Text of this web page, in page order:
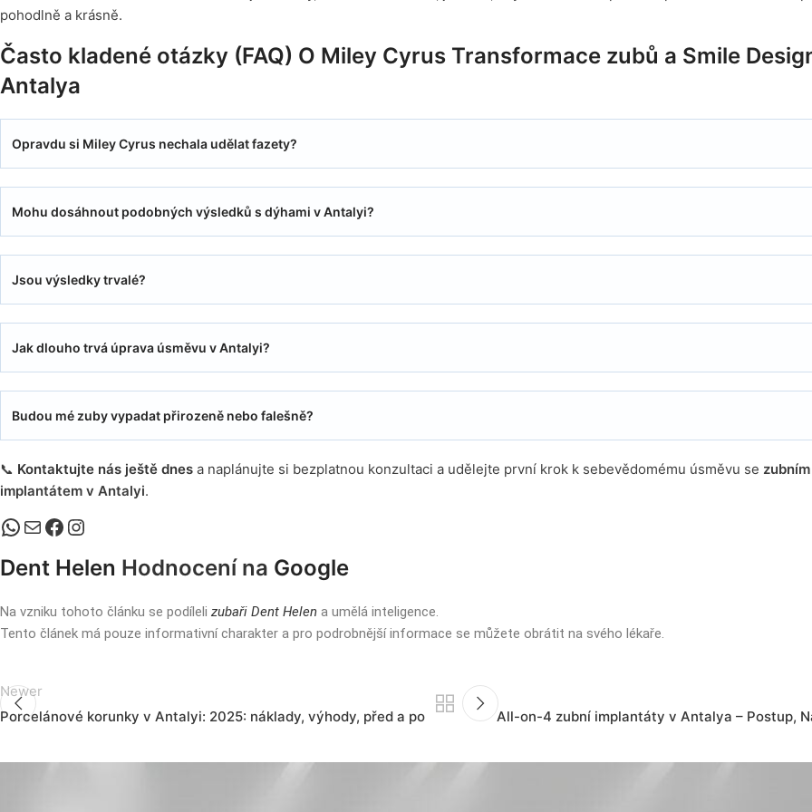
pohodlně a krásně.
Často kladené otázky (FAQ) O Miley Cyrus Transformace zubů a Smile
Antalya
Opravdu si Miley Cyrus nechala udělat fazety?
Mohu dosáhnout podobných výsledků s dýhami v Antalyi?
Jsou výsledky trvalé?
Jak dlouho trvá úprava úsměvu v Antalyi?
Budou mé zuby vypadat přirozeně nebo falešně?
📞 Kontaktujte nás ještě dnes a naplánujte si bezplatnou konzultaci a udělejte první krok k sebevědomému úsměvu se zubním
implantátem v Antalyi.
Dent Helen Hodnocení na Google
Na vzniku tohoto článku se podíleli zubaři Dent Helen a umělá inteligence.
Tento článek má pouze informativní charakter a pro podrobnější informace se můžete obrátit na svého lékaře.
Newer
Porcelánové korunky v Antalyi: 2025: náklady, výhody, před a po
All-on-4 zubní implantáty v Antalya – Postup,